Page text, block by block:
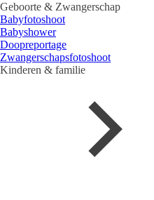
Geboorte & Zwangerschap
Babyfotoshoot
Babyshower
Doopreportage
Zwangerschapsfotoshoot
Kinderen & familie